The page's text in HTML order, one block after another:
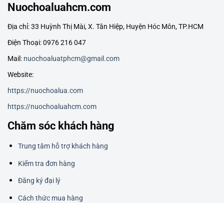
Nuochoaluahcm.com
Địa chỉ: 33 Huỳnh Thị Mài, X. Tân Hiệp, Huyện Hóc Môn, TP.HCM
Điện Thoại: 0976 216 047
Mail: nuochoaluatphcm@gmail.com
Website:
https://nuochoalua.com
https://nuochoaluahcm.com
Chăm sóc khách hàng
Trung tâm hỗ trợ khách hàng
Kiểm tra đơn hàng
Đăng ký đại lý
Cách thức mua hàng